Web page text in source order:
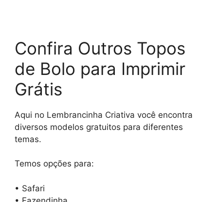
Confira Outros Topos
de Bolo para Imprimir
Grátis
Aqui no Lembrancinha Criativa você encontra
diversos modelos gratuitos para diferentes
temas.
Temos opções para:
• Safari